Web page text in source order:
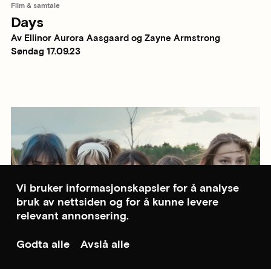
Vi bruker informasjonskapsler for å analyse
bruk av nettsiden og for å kunne levere
relevant annonsering.
Godta alle Avslå alle
Film & samtale
Days
Av Ellinor Aurora Aasgaard og Zayne Armstrong
Søndag 17.09.23